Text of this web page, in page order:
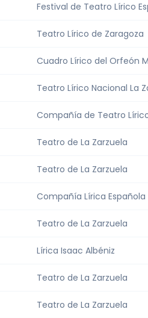
Festival de Teatro Lírico
Teatro Lírico de Zaragoza
Cuadro Lírico del Orfeón
Teatro Lírico Nacional La
Compañía de Teatro
Teatro de La Zarzuela
Teatro de La Zarzuela
Compañía Lírica Española
Teatro de La Zarzuela
Lírica Isaac Albéniz
Teatro de La Zarzuela
Teatro de La Zarzuela